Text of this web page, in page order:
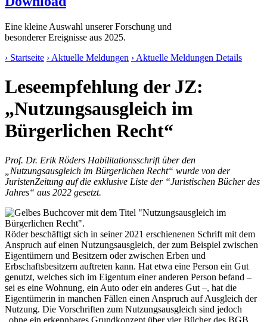
Eine kleine Auswahl unserer Forschung und
besonderer Ereignisse aus 2025.
› Startseite › Aktuelle Meldungen › Aktuelle Meldungen Details
Leseempfehlung der JZ:
„Nutzungsausgleich im
Bürgerlichen Recht“
Prof. Dr. Erik Röders Habilitationsschrift über den
„Nutzungsausgleich im Bürgerlichen Recht“ wurde von der
JuristenZeitung auf die exklusive Liste der “Juristischen Bücher des
Jahres“ aus 2022 gesetzt.
Röder beschäftigt sich in seiner 2021 erschienenen Schrift mit dem
Anspruch auf einen Nutzungsausgleich, der zum Beispiel zwischen
Eigentümern und Besitzern oder zwischen Erben und
Erbschaftsbesitzern auftreten kann. Hat etwa eine Person ein Gut
genutzt, welches sich im Eigentum einer anderen Person befand –
sei es eine Wohnung, ein Auto oder ein anderes Gut –, hat die
Eigentümerin in manchen Fällen einen Anspruch auf Ausgleich der
Nutzung. Die Vorschriften zum Nutzungsausgleich sind jedoch
„ohne ein erkennbares Grundkonzept über vier Bücher des BGB